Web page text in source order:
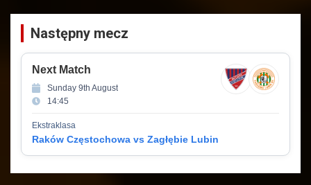
Następny mecz
Next Match
Sunday 9th August
14:45
Ekstraklasa
Raków Częstochowa vs Zagłębie Lubin